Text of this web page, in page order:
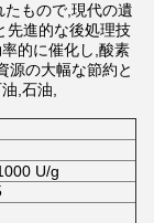
もので,現代の遺
先進的な後処理技
的に催化し,酸素
源の大幅な節約と
,石油,
U/g